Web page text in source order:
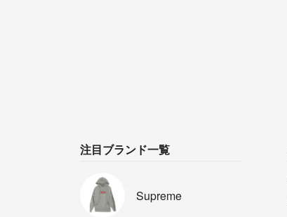
注目ブランド一覧
Supreme